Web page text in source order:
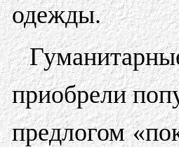
одежды.
приобрели
предлогом